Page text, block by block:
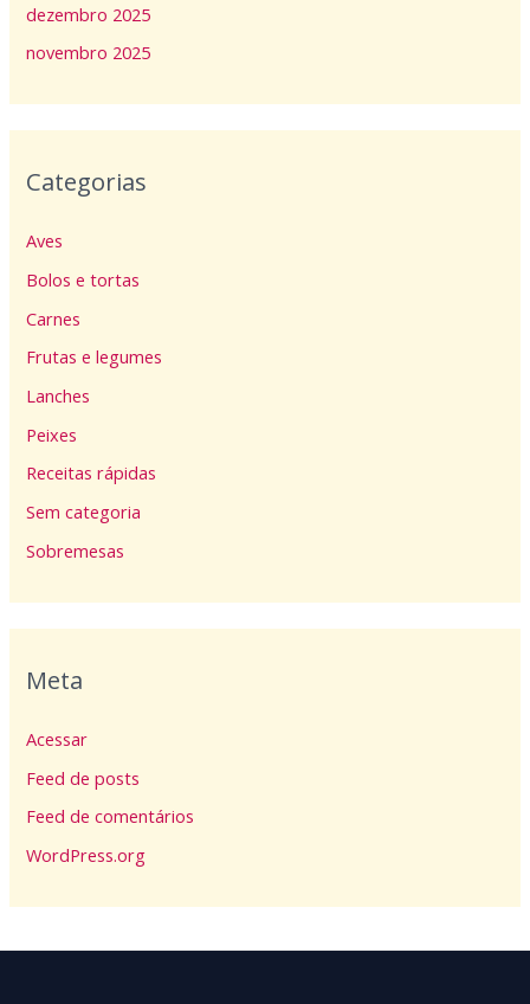
dezembro 2025
novembro 2025
Categorias
Aves
Bolos e tortas
Carnes
Frutas e legumes
Lanches
Peixes
Receitas rápidas
Sem categoria
Sobremesas
Meta
Acessar
Feed de posts
Feed de comentários
WordPress.org